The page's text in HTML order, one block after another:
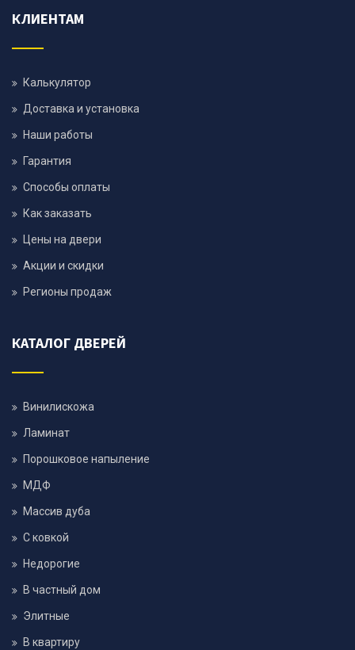
КЛИЕНТАМ
Калькулятор
Доставка и установка
Наши работы
Гарантия
Способы оплаты
Как заказать
Цены на двери
Акции и скидки
Регионы продаж
КАТАЛОГ ДВЕРЕЙ
Винилискожа
Ламинат
Порошковое напыление
МДФ
Массив дуба
С ковкой
Недорогие
В частный дом
Элитные
В квартиру